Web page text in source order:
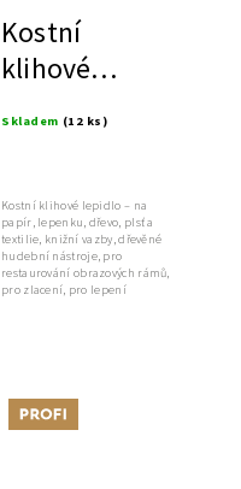
Kostní
klihové
Skladem (12 ks)
Kostní klihové lepidlo – na
papír, lepenku, dřevo, plsť a
textilie, knižní vazby, dřevěné
hudební nástroje, pro
restaurování obrazových rámů,
pro zlacení, pro lepení
Tip